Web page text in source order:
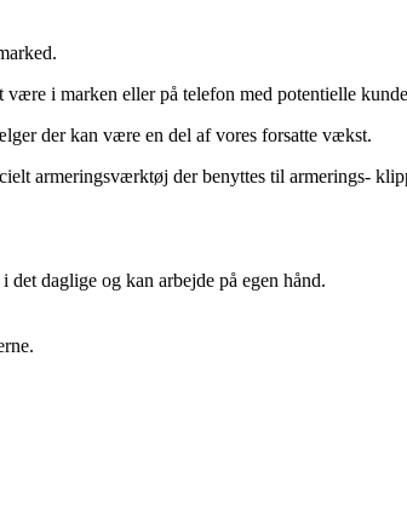
i marken eller på telefon med potentielle
der kan være en del af vores forsatte vækst.
armeringsværktøj der benyttes til armerings-
daglige og kan arbejde på egen hånd.